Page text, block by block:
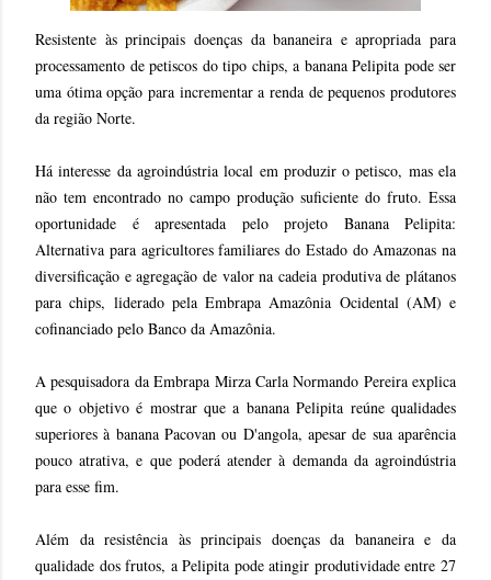
Resistente às principais doenças da bananeira e apropriada para
processamento de petiscos do tipo chips, a banana Pelipita pode ser
uma ótima opção para incrementar a renda de pequenos produtores
da região Norte.
Há interesse da agroindústria local em produzir o petisco, mas ela
não tem encontrado no campo produção suficiente do fruto. Essa
oportunidade é apresentada pelo projeto Banana Pelipita:
Alternativa para agricultores familiares do Estado do Amazonas na
diversificação e agregação de valor na cadeia produtiva de plátanos
para chips, liderado pela Embrapa Amazônia Ocidental (AM) e
cofinanciado pelo Banco da Amazônia.
A pesquisadora da Embrapa Mirza Carla Normando Pereira explica
que o objetivo é mostrar que a banana Pelipita reúne qualidades
superiores à banana Pacovan ou D'angola, apesar de sua aparência
pouco atrativa, e que poderá atender à demanda da agroindústria
para esse fim.
Além da resistência às principais doenças da bananeira e da
qualidade dos frutos, a Pelipita pode atingir produtividade entre 27